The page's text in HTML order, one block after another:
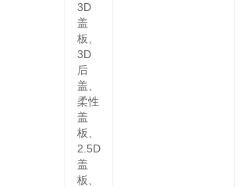
3D
盖
板、
3D
后
盖、
柔性
盖
板、
2.5D
盖
板、